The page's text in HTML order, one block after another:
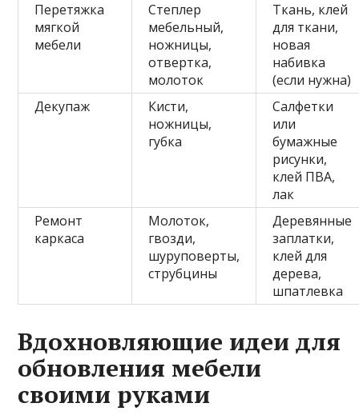
Перетяжка
мягкой
мебели
Степлер
мебельный,
ножницы,
отвертка,
молоток
Ткань, клей
для ткани,
новая
набивка
(если нужна)
Декупаж
Кисти,
ножницы,
губка
Салфетки
или
бумажные
рисунки,
клей ПВА,
лак
Ремонт
каркаса
Молоток,
гвозди,
шуруповерты,
струбцины
Деревянные
заплатки,
клей для
дерева,
шпатлевка
Вдохновляющие идеи для
обновления мебели
своими руками